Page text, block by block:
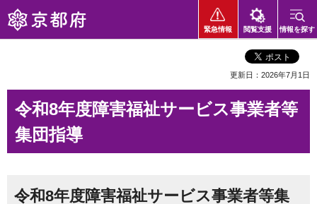
京都府
緊急情報 閲覧支援 情報を探す
更新日：2026年7月1日
令和8年度障害福祉サービス事業者等
集団指導
令和8年度障害福祉サービス事業者等集